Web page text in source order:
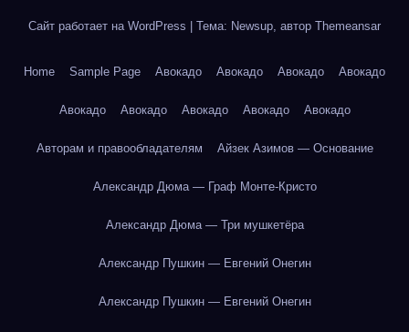
Сайт работает на WordPress Тема: Newsup, автор Themeansar
Home Sample Page Авокадо Авокадо Авокадо Авокадо
Авокадо Авокадо Авокадо Авокадо Авокадо
Авторам и правообладателям Айзек Азимов — Основание
Александр Дюма — Граф Монте-Кристо
Александр Дюма — Три мушкетёра
Александр Пушкин — Евгений Онегин
Александр Пушкин — Евгений Онегин